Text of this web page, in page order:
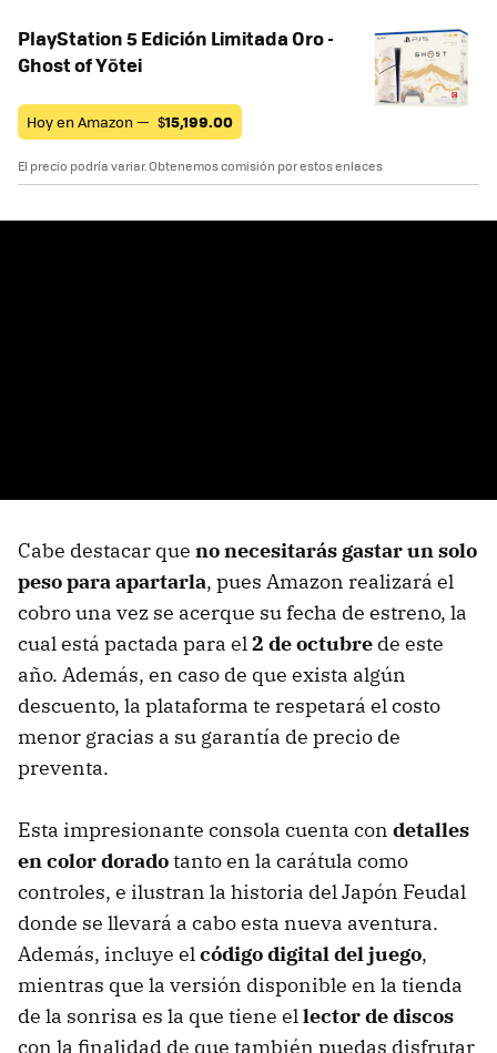
PlayStation 5 Edición Limitada Oro -
Ghost of Yōtei
Hoy en Amazon — $15,199.00
El precio podría variar. Obtenemos comisión por estos enlaces
Cabe destacar que no necesitarás gastar un solo
peso para apartarla, pues Amazon realizará el
cobro una vez se acerque su fecha de estreno, la
cual está pactada para el2 de octubre de este
año. Además, en caso de que exista algún
descuento, la plataforma te respetará el costo
menor gracias a su garantía de precio de
preventa.
Esta impresionante consola cuenta con detalles
en color doradotanto en la carátula como
controles, e ilustran la historia del Japón Feudal
donde se llevará a cabo esta nueva aventura.
Además, incluye elcódigo digital del juego,
mientras que la versión disponible en la tienda
de la sonrisa es la que tiene ellector de discos
con la finalidad de que también puedas disfrutar